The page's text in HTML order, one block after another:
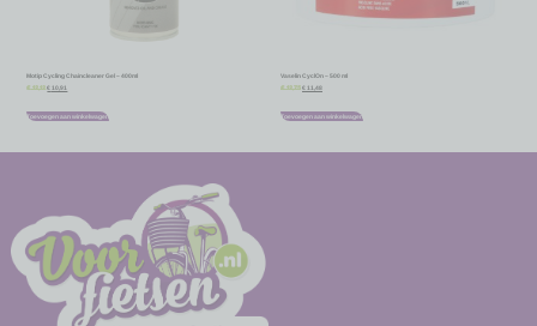
Motip Cycling Chaincleaner Gel – 400ml
€12,12 € 10,91
Toevoegen aan winkelwagen
Vaselin CyclOn – 500 ml
€ 12,75 € 11,48
Toevoegen aan winkelwagen